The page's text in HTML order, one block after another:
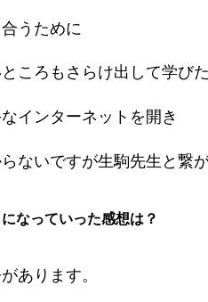
うために
ころもさらけ出して学び
インターネットを開き
ないですが生駒先生と繋が
なっていった感想は？
あります。